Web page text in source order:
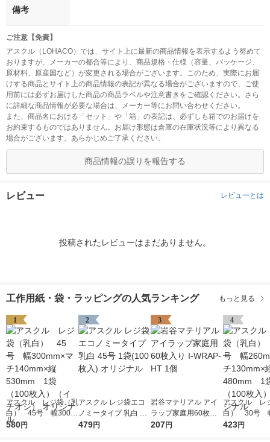
備考
ご注意【免責】
アスクル（LOHACO）では、サイト上に最新の商品情報を表示するよう努めて
おりますが、メーカーの都合等により、商品規格・仕様（容量、パッケージ、
原材料、原産国など）が変更される場合がございます。このため、実際にお届
けする商品とサイト上の商品情報の表記が異なる場合がございますので、ご使
用前には必ずお届けした商品の商品ラベルや注意書きをご確認ください。さら
に詳細な商品情報が必要な場合は、メーカー等にお問い合わせください。
また、商品名における「セット」や「箱」の表記は、必ずしも箱でのお届けを
お約束するものではありません。お届け形態は倉庫の在庫状況等により異なる
場合がございます。あらかじめご了承ください。
商品情報の誤りを報告する
レビュー レビューとは
投稿されたレビューはまだありません。
工作用紙・袋・ラッピングの人気ランキング もっと見る
1
アスクル レジ袋（乳
白） 45号 幅300m
m×マチ140mm×縦53
580円
2
アスクル レジ袋エコ
ノミータイプ 乳白 45
号 1袋(100枚入) オリ
479円
3
岩谷マテリアル アイ
ラップ家庭用60枚入
り I-WRAP-HT 1個
207円
4
アスクル レ
白） 30号
m×マチ
423円